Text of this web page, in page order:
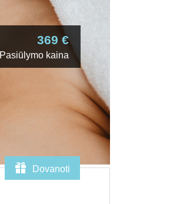
369 €
Pasiūlymo kaina
Dovanoti